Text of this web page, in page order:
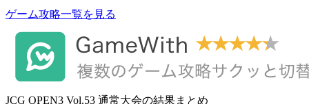
ゲーム攻略一覧を見る
JCG OPEN3 Vol.53 通常大会の結果まとめ